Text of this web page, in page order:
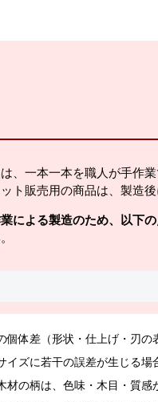
、一本一本を職人が手作
ト販売用の商品は、製造
による製造のため、以下
個体差（形状・仕上げ・刃の
イズに若干の誤差が生じる場
材の柄は、色味・木目・質感